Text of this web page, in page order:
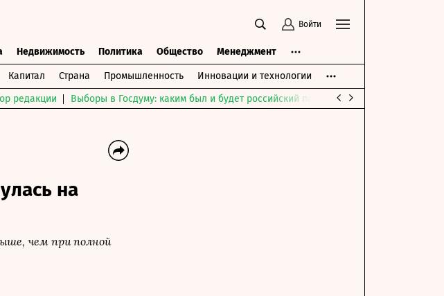
Войти
Недвижимость Политика Общество Менеджмент
Капитал Страна Промышленность Инновации и технологии
редакции Выборы в Госдуму: каким был и будет российский парламент
на
чем при полной